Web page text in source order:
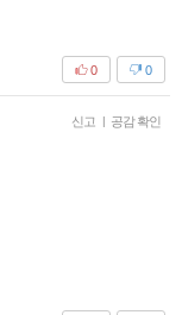
0
0
신고 | 공감 확인